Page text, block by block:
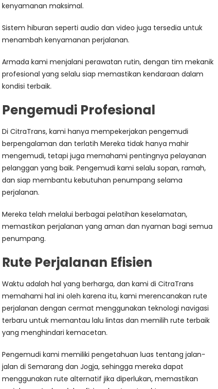
kenyamanan maksimal.
Sistem hiburan seperti audio dan video juga tersedia untuk
menambah kenyamanan perjalanan.
Armada kami menjalani perawatan rutin, dengan tim mekanik
profesional yang selalu siap memastikan kendaraan dalam
kondisi terbaik.
Pengemudi Profesional
Di CitraTrans, kami hanya mempekerjakan pengemudi
berpengalaman dan terlatih Mereka tidak hanya mahir
mengemudi, tetapi juga memahami pentingnya pelayanan
pelanggan yang baik. Pengemudi kami selalu sopan, ramah,
dan siap membantu kebutuhan penumpang selama
perjalanan.
Mereka telah melalui berbagai pelatihan keselamatan,
memastikan perjalanan yang aman dan nyaman bagi semua
penumpang.
Rute Perjalanan Efisien
Waktu adalah hal yang berharga, dan kami di CitraTrans
memahami hal ini oleh karena itu, kami merencanakan rute
perjalanan dengan cermat menggunakan teknologi navigasi
terbaru untuk memantau lalu lintas dan memilih rute terbaik
yang menghindari kemacetan.
Pengemudi kami memiliki pengetahuan luas tentang jalan-
jalan di Semarang dan Jogja, sehingga mereka dapat
menggunakan rute alternatif jika diperlukan, memastikan